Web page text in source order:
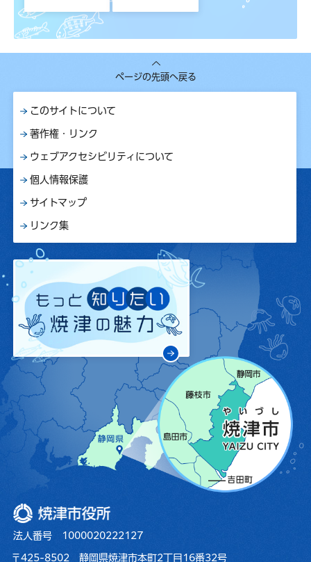
ページの先頭へ戻る
このサイトについて
著作権・リンク
ウェブアクセシビリティについて
個人情報保護
サイトマップ
リンク集
焼津市役所
法人番号 1000020222127
〒425-8502 静岡県焼津市本町2丁目16番32号